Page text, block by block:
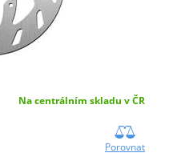
Na centrálním skladu v ČR
Porovnat